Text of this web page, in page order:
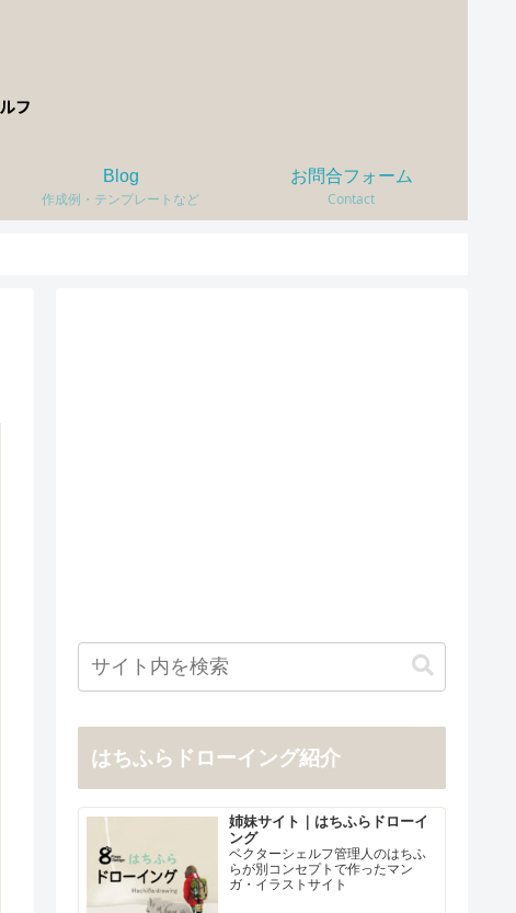
Blog
作成例・テンプレートなど
お問合フォーム
Contact
はちふらドローイング紹介
姉妹サイト｜はちふらドローイ
ング
ベクターシェルフ管理人のはちふ
らが別コンセプトで作ったマン
ガ・イラストサイト